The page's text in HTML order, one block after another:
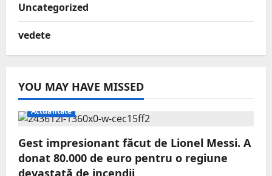
Uncategorized
vedete
YOU MAY HAVE MISSED
Actualitate
Gest impresionant făcut de Lionel Messi. A
donat 80.000 de euro pentru o regiune